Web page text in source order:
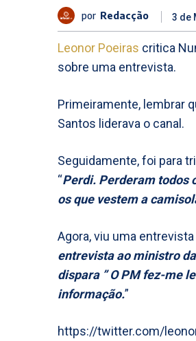
por Redacção 3 de
Leonor Poeiras critica
sobre uma entrevista.
Primeiramente, lembrar
Santos liderava o canal.
Seguidamente, foi para
“Perdi. Perderam todos
os que vestem a
Agora, viu uma
entrevista ao ministro
dispara ” O PM fez-me
informação.”
https://twitter.com/